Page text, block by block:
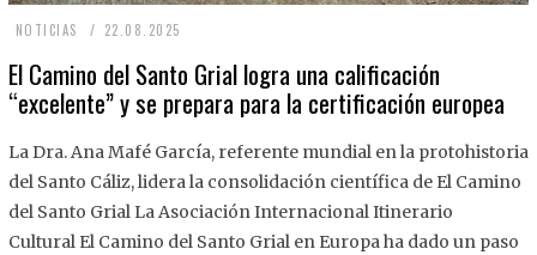
NOTICIAS 22.08.2025
.
8
2
El Camino del Santo Grial logra una calificación
“excelente” y se prepara para la certificación europea
La Dra. Ana Mafé García, referente mundial en la protohistoria
del Santo Cáliz, lidera la consolidación científica de El Camino
del Santo Grial La Asociación Internacional Itinerario
Cultural El Camino del Santo Grial en Europa ha dado un paso